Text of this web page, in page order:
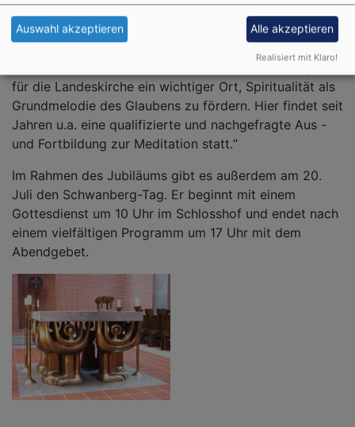
Klosters Schwanberg. Es steht für eine weite und
einladende Spiritualität, die traditionelle Klosterpraxis
mit modernen geistlichen Angeboten verbindet, betont
für die Landeskirche ein wichtiger Ort, Spiritualität als
Grundmelodie des Glaubens zu fördern. Hier findet seit
Jahren u.a. eine qualifizierte und nachgefragte Aus -
und Fortbildung zur Meditation statt.“
Im Rahmen des Jubiläums gibt es außerdem am 20.
Juli den Schwanberg-Tag. Er beginnt mit einem
Gottesdienst um 10 Uhr im Schlosshof und endet nach
einem vielfältigen Programm um 17 Uhr mit dem
Abendgebet.
Auswahl akzeptieren Alle akzeptieren
Realisiert mit Klaro!